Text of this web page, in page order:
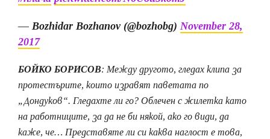
— Bozhidar Bozhanov (@bozhobg) November 28,
2017
БОЙКО БОРИСОВ: Между другото, гледах клипа за
протестърите, които изравят паветата по
„Дондуков“. Гледахте ли го? Облечен с жилетка като
на работниците, за да не би някой, ако го види, да
каже, че… Представяте ли си каква наглост е това,